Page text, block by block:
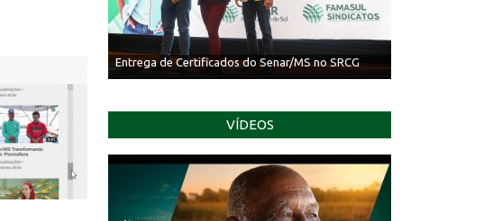
Entrega de Certificados do Senar/MS no SRCG
VÍDEOS